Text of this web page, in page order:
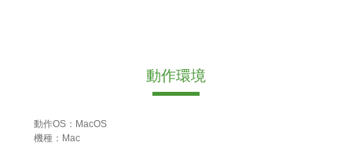
動作環境
動作OS：MacOS
機種：Mac